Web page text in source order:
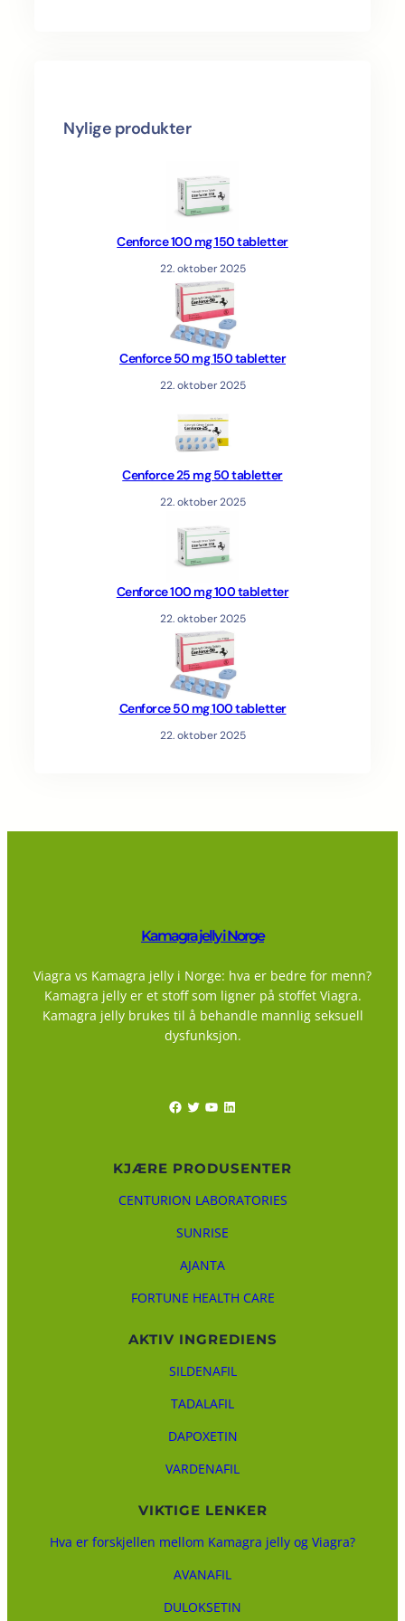
Nylige produkter
Cenforce 100 mg 150 tabletter
22. oktober 2025
Cenforce 50 mg 150 tabletter
22. oktober 2025
Cenforce 25 mg 50 tabletter
22. oktober 2025
Cenforce 100 mg 100 tabletter
22. oktober 2025
Cenforce 50 mg 100 tabletter
22. oktober 2025
Kamagra jelly i Norge
Viagra vs Kamagra jelly i Norge: hva er bedre for menn?
Kamagra jelly er et stoff som ligner på stoffet Viagra.
Kamagra jelly brukes til å behandle mannlig seksuell
dysfunksjon.
Facebook Twitter YouTube LinkedIn
KJÆRE PRODUSENTER
CENTURION LABORATORIES
SUNRISE
AJANTA
FORTUNE HEALTH CARE
AKTIV INGREDIENS
SILDENAFIL
TADALAFIL
DAPOXETIN
VARDENAFIL
VIKTIGE LENKER
Hva er forskjellen mellom Kamagra jelly og Viagra?
AVANAFIL
DULOKSETIN